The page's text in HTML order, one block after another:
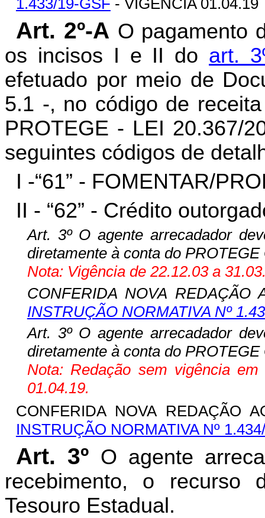
Art. 2º-A O pagamento
os incisos I e II do art.
efetuado por meio de
5.1 -, no código de
PROTEGE - LEI 20.367/
seguintes códigos de
I -“61” - FOMENTAR/
II - “62” - Crédito
Art. 3º O agente arrecadador
diretamente à conta do
Nota: Vigência de 22.12.03 a
CONFERIDA NOVA
INSTRUÇÃO NORMATIVA Nº
Art. 3º O agente arrecadador
diretamente à conta do
Nota: Redação sem vigência
01.04.19.
CONFERIDA NOVA REDAÇÃO
INSTRUÇÃO NORMATIVA Nº
Art. 3º O agente
recebimento, o recurso
Tesouro Estadual.